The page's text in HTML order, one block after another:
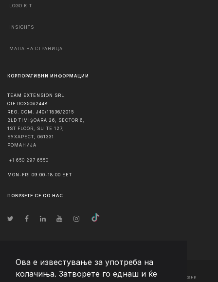
Ова е известување за употреба на
колачиња. Затворете го еднаш и ќе
LOGO KIT
INSIGHTS
МАПА НА СТРАНИЦА
КОРПОРАТИВНИ ИНФОРМАЦИИ
TEAM EXTENSION SRL
CIF RO35062448
REG. COM. J40/11836/2015
BLD TIMIȘOARA 26, SECTOR 6,
1ST FLOOR, SUITE 127,
БУХАРЕСТ
061331
РОМАНИЈА
+1 650 297 6550
MON-FRI 09:00-18:00 EET
ПОВРЗЕТЕ СЕ СО НАС
© Авторско право2026 Team Extension Macedonia - Сите права задржани